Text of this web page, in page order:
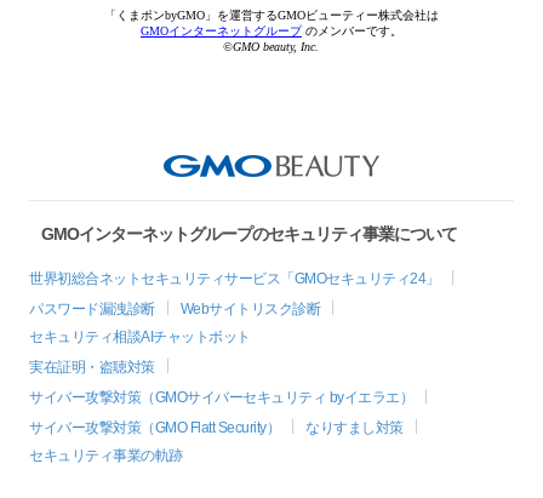
「くまポンbyGMO」を運営するGMOビューティー株式会社は
GMOインターネットグループのメンバーです。
©GMO beauty, Inc.
GMOインターネットグループのセキュリティ事業について
世界初総合ネットセキュリティサービス「GMOセキュリティ24」
パスワード漏洩診断
Webサイトリスク診断
セキュリティ相談AIチャットボット
実在証明・盗聴対策
サイバー攻撃対策（GMOサイバーセキュリティ byイエラエ）
サイバー攻撃対策（GMO Flatt Security）
なりすまし対策
セキュリティ事業の軌跡